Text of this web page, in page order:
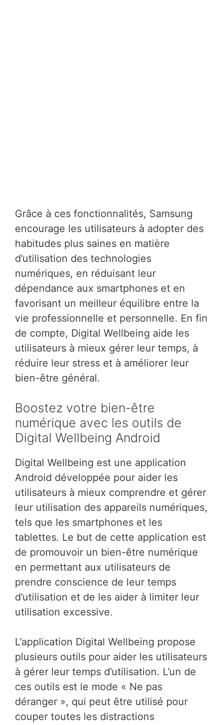
Grâce à ces fonctionnalités, Samsung
encourage les utilisateurs à adopter des
habitudes plus saines en matière
d’utilisation des technologies
numériques, en réduisant leur
dépendance aux smartphones et en
favorisant un meilleur équilibre entre la
vie professionnelle et personnelle. En fin
de compte, Digital Wellbeing aide les
utilisateurs à mieux gérer leur temps, à
réduire leur stress et à améliorer leur
bien-être général.
Boostez votre bien-être
numérique avec les outils de
Digital Wellbeing Android
Digital Wellbeing est une application
Android développée pour aider les
utilisateurs à mieux comprendre et gérer
leur utilisation des appareils numériques,
tels que les smartphones et les
tablettes. Le but de cette application est
de promouvoir un bien-être numérique
en permettant aux utilisateurs de
prendre conscience de leur temps
d’utilisation et de les aider à limiter leur
utilisation excessive.
L’application Digital Wellbeing propose
plusieurs outils pour aider les utilisateurs
à gérer leur temps d’utilisation. L’un de
ces outils est le mode « Ne pas
déranger », qui peut être utilisé pour
couper toutes les distractions